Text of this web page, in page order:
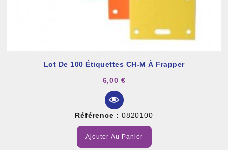
Lot De 100 Étiquettes CH-M À Frapper
6,00 €
Référence : 0820100
Ajouter Au Panier